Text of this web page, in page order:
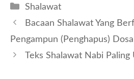
Kategori
Shalawat
Bacaan Shalawat Yang
Pengampun (Penghapus) Dosa
Teks Shalawat Nabi Paling